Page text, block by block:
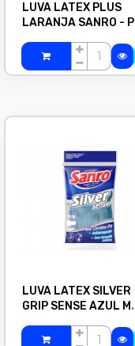
LUVA LATEX PLUS
LARANJA SANRO - P
LUVA LATEX SILVER
GRIP SENSE AZUL M